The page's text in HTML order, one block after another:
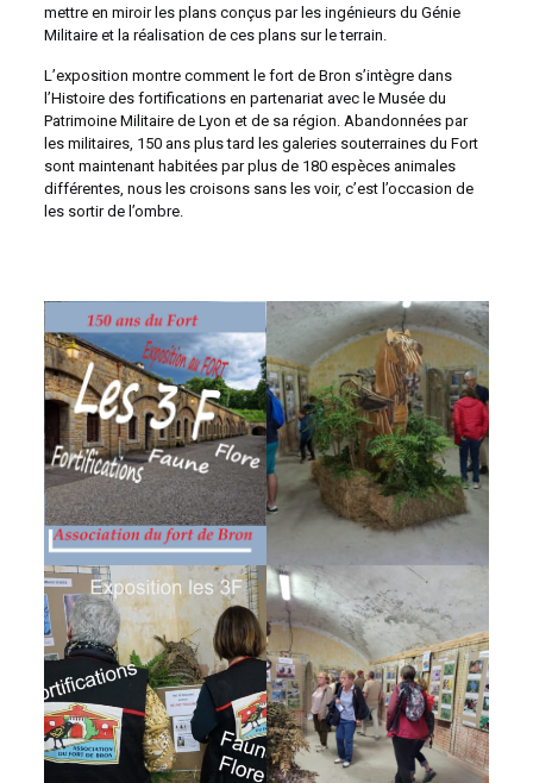
mettre en miroir les plans conçus par les ingénieurs du Génie
Militaire et la réalisation de ces plans sur le terrain.
L’exposition montre comment le fort de Bron s’intègre dans
l’Histoire des fortifications en partenariat avec le Musée du
Patrimoine Militaire de Lyon et de sa région. Abandonnées par
les militaires, 150 ans plus tard les galeries souterraines du Fort
sont maintenant habitées par plus de 180 espèces animales
différentes, nous les croisons sans les voir, c’est l’occasion de
les sortir de l’ombre.